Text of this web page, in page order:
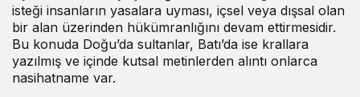
isteği insanların yasalara uyması, içsel veya dışsal olan
bir alan üzerinden hükümranlığını devam ettirmesidir.
Bu konuda Doğu’da sultanlar, Batı’da ise krallara
yazılmış ve içinde kutsal metinlerden alıntı onlarca
nasihatname var.